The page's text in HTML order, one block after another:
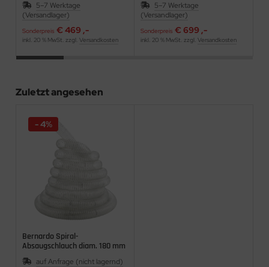
5–7 Werktage
(Versandlager)
Sonderpreis € 469 ,-
inkl. 20 % MwSt. zzgl. Versandkosten
5–7 Werktage
(Versandlager)
Sonderpreis € 699 ,-
inkl. 20 % MwSt. zzgl. Versandkosten
Zuletzt angesehen
Bernardo Spiral-
Absaugschlauch diam. 180 mm
(6 m) Zubehör Absauganlagen
auf Anfrage (nicht lagernd)
- 4%